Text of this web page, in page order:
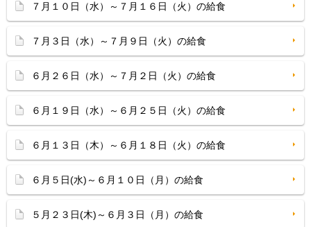
７月１０日（水）～７月１６日（火）の給食
７月３日（水）～７月９日（火）の給食
６月２６日（水）～７月２日（火）の給食
６月１９日（水）～６月２５日（火）の給食
６月１３日（木）～６月１８日（火）の給食
６月５日(水)～６月１０日（月）の給食
５月２３日(木)～６月３日（月）の給食